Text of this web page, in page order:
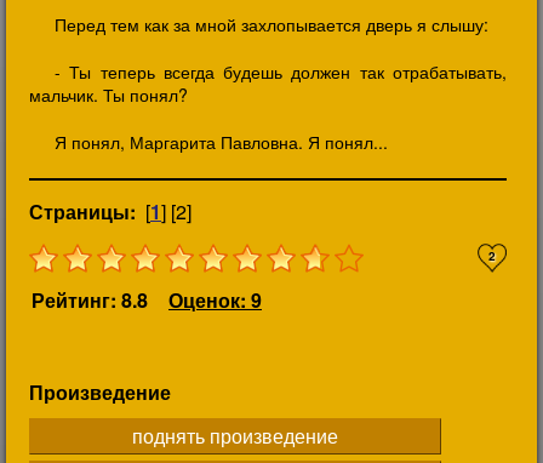
Перед тем как за мной захлопывается дверь я слышу:
- Ты теперь всегда будешь должен так отрабатывать,
мальчик. Ты понял?
Я понял, Маргарита Павловна. Я понял...
Страницы: [1] [2]
2
Рейтинг: 8.8 Оценок: 9
Произведение
поднять произведение